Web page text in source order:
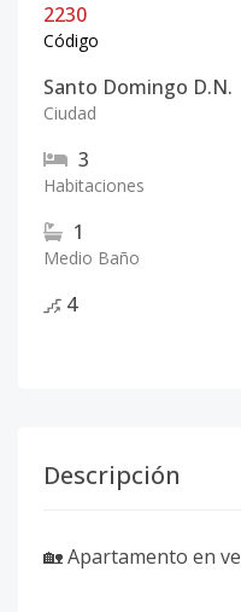
2230
Código
Santo Domingo D.N.
Ciudad
3
Habitaciones
1
Medio Baño
4
Descripción
🏡 Apartamento en